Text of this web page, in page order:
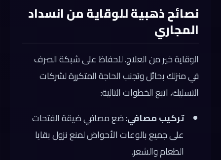
نصائح ذهبية للوقاية من انسداد
المجاري
الوقاية خير من العلاج. للحفاظ على شبكة الصرف
في منزلك بحائل وتجنب الحاجة المتكررة لشركات
التسليك، اتبع الخطوات التالية:
تركيب مصافي: ضع مصافي ضيقة الفتحات
على جميع بالوعات الأحواض لمنع نزول بقايا
الطعام والشعر.